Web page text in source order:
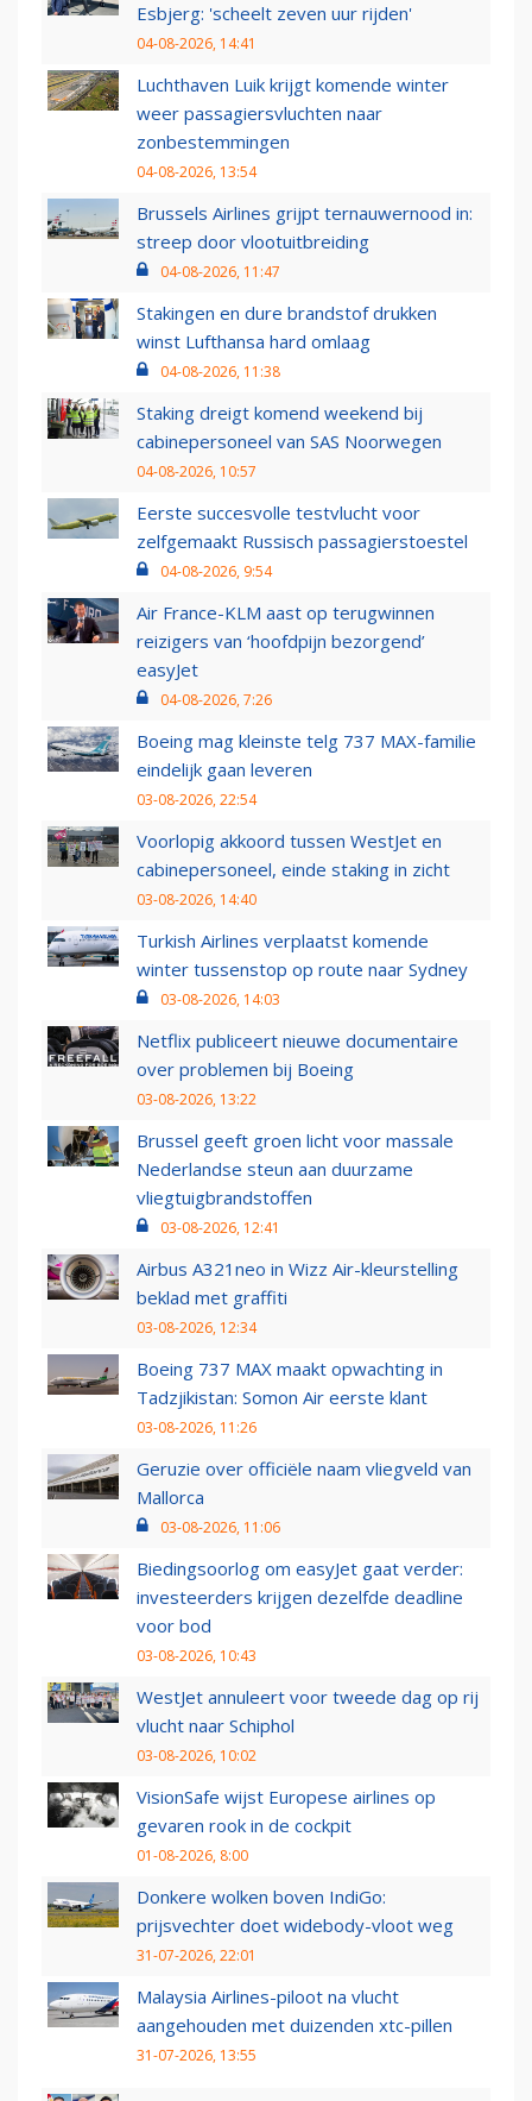
Esbjerg: 'scheelt zeven uur rijden'
04-08-2026, 14:41
Luchthaven Luik krijgt komende winter
weer passagiersvluchten naar
zonbestemmingen
04-08-2026, 13:54
Brussels Airlines grijpt ternauwernood in:
streep door vlootuitbreiding
04-08-2026, 11:47
Stakingen en dure brandstof drukken
winst Lufthansa hard omlaag
04-08-2026, 11:38
Staking dreigt komend weekend bij
cabinepersoneel van SAS Noorwegen
04-08-2026, 10:57
Eerste succesvolle testvlucht voor
zelfgemaakt Russisch passagierstoestel
04-08-2026, 9:54
Air France-KLM aast op terugwinnen
reizigers van ‘hoofdpijn bezorgend’
easyJet
04-08-2026, 7:26
Boeing mag kleinste telg 737 MAX-familie
eindelijk gaan leveren
03-08-2026, 22:54
Voorlopig akkoord tussen WestJet en
cabinepersoneel, einde staking in zicht
03-08-2026, 14:40
Turkish Airlines verplaatst komende
winter tussenstop op route naar Sydney
03-08-2026, 14:03
Netflix publiceert nieuwe documentaire
over problemen bij Boeing
03-08-2026, 13:22
Brussel geeft groen licht voor massale
Nederlandse steun aan duurzame
vliegtuigbrandstoffen
03-08-2026, 12:41
Airbus A321neo in Wizz Air-kleurstelling
beklad met graffiti
03-08-2026, 12:34
Boeing 737 MAX maakt opwachting in
Tadzjikistan: Somon Air eerste klant
03-08-2026, 11:26
Geruzie over officiële naam vliegveld van
Mallorca
03-08-2026, 11:06
Biedingsoorlog om easyJet gaat verder:
investeerders krijgen dezelfde deadline
voor bod
03-08-2026, 10:43
WestJet annuleert voor tweede dag op rij
vlucht naar Schiphol
03-08-2026, 10:02
VisionSafe wijst Europese airlines op
gevaren rook in de cockpit
01-08-2026, 8:00
Donkere wolken boven IndiGo:
prijsvechter doet widebody-vloot weg
31-07-2026, 22:01
Malaysia Airlines-piloot na vlucht
aangehouden met duizenden xtc-pillen
31-07-2026, 13:55